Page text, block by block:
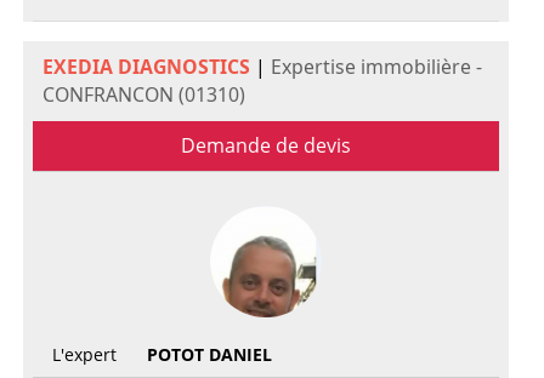
EXEDIA DIAGNOSTICS | Expertise immobilière -
CONFRANCON (01310)
Demande de devis
L'expert
POTOT DANIEL